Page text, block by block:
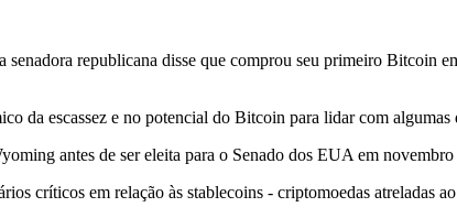
republicana disse que comprou seu primeiro Bitcoin
da escassez e no potencial do Bitcoin para lidar com algumas
antes de ser eleita para o Senado dos EUA em
críticos em relação às stablecoins ​​- criptomoedas atreladas